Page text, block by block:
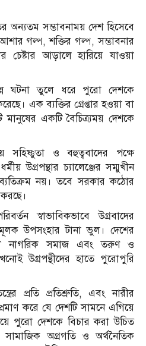
অন্যতম সম্ভাবনাময় দেশ হিসেবে
গল্প, শক্তির গল্প, সম্ভাবনার
চেষ্টার আড়ালে হারিয়ে যাওয়া
ঘটনা তুলে ধরে পুরো দেশকে
এক ব্যক্তির গ্রেপ্তার হওয়া বা
একটি বৈচিত্র্যময় দেশকে
সহিষ্ণুতা ও বহুত্ববাদের পক্ষে
উগ্রপন্থার চ্যালেঞ্জের সম্মুখীন
নয়। তবে সরকার কঠোর
স্বাভাবিকভাবে উগ্রবাদের
উপসংহার টানা ভুল। দেশের
নাগরিক সমাজ এবং তরুণ ও
উগ্রপন্থীদের হাতে পুরোপুরি
প্রতি প্রতিশ্রুতি, এবং নারীর
করে যে দেশটি সামনে এগিয়ে
পুরো দেশকে বিচার করা উচিত
সামাজিক অগ্রগতি ও অর্থনৈতিক